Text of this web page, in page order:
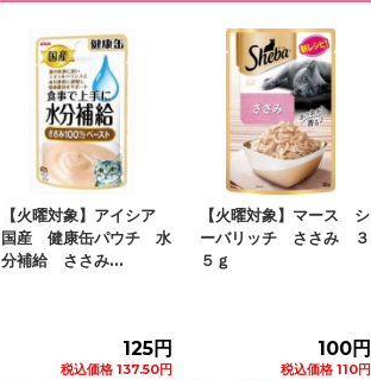
【火曜対象】アイシア
国産 健康缶パウチ 水
分補給 ささみ...
125円
税込価格 137.50円
【火曜対象】マース シ
ーバリッチ ささみ ３
５ｇ
100円
税込価格 110円